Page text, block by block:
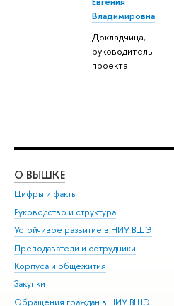
Владимировна
Докладчица,
руководитель
проекта
О ВЫШКЕ
Цифры и факты
Руководство и структура
Устойчивое развитие в НИУ ВШЭ
Преподаватели и сотрудники
Корпуса и общежития
Закупки
Обращения граждан в НИУ ВШЭ